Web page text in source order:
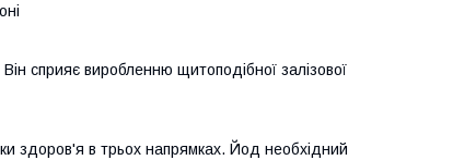
сприяє виробленню щитоподібної залізової
здоров'я в трьох напрямках. Йод необхідний